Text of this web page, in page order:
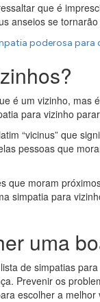
que é
anseios se
poderosa para
é um vizinho, mas
para vizinho
“vicinus” que
pessoas que
que moram
simpatia para
uma
de simpatias
Prevenir os
escolher a melhor